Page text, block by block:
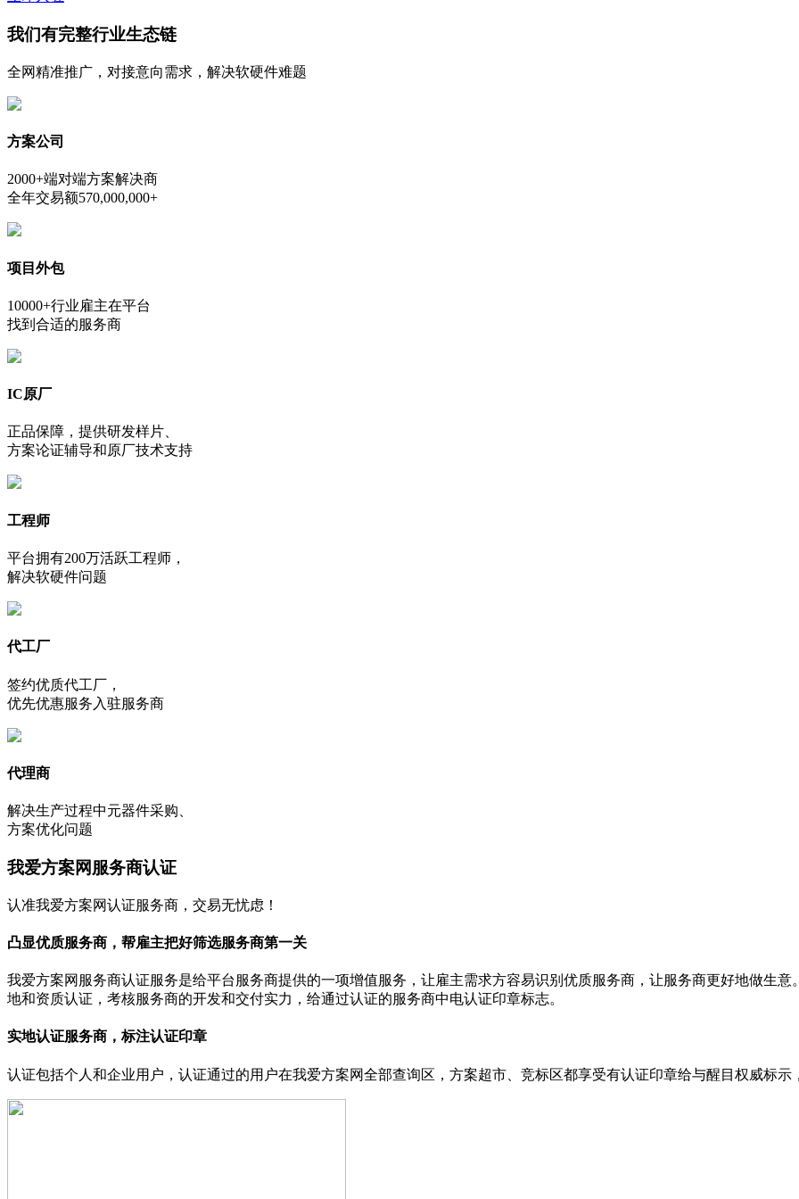
我们有完整行业生态链
全网精准推广，对接意向需求，解决软硬件难题
方案公司
2000+端对端方案解决商
全年交易额570,000,000+
项目外包
10000+行业雇主在平台
找到合适的服务商
IC原厂
正品保障，提供研发样片、
方案论证辅导和原厂技术支持
工程师
平台拥有200万活跃工程师，
解决软硬件问题
代工厂
签约优质代工厂，
优先优惠服务入驻服务商
代理商
解决生产过程中元器件采购、
方案优化问题
我爱方案网服务商认证
认准我爱方案网认证服务商，交易无忧虑！
凸显优质服务商，帮雇主把好筛选服务商第一关
我爱方案网服务商认证服务是给平台服务商提供的一项增值服务，让雇主需求方容易识别优质服务商，让服务商更好地做生
地和资质认证，考核服务商的开发和交付实力，给通过认证的服务商中电认证印章标志。
实地认证服务商，标注认证印章
认证包括个人和企业用户，认证通过的用户在我爱方案网全部查询区，方案超市、竞标区都享受有认证印章给与醒目权威标